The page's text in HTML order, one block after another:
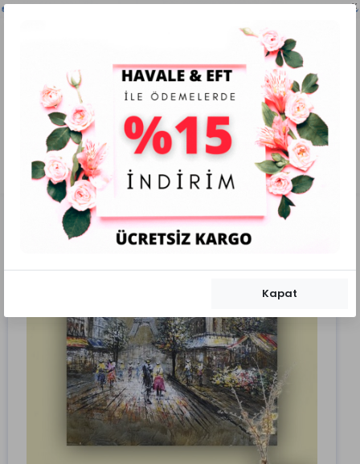
x
Mobil Menü
CAM TABLOLAR
KANVAS TABLOLAR
Kapat